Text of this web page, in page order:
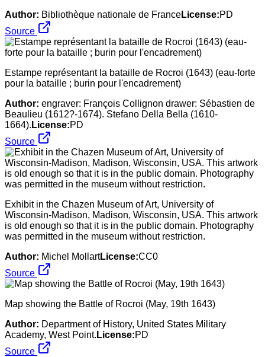
Author: Bibliothèque nationale de FranceLicense:PD
Source
Estampe représentant la bataille de Rocroi (1643) (eau-forte
pour la bataille ; burin pour l'encadrement)
Author: engraver: François Collignon drawer: Sébastien de
Beaulieu (1612?-1674). Stefano Della Bella (1610-
1664). License:PD
Source
Exhibit in the Chazen Museum of Art, University of
Wisconsin-Madison, Madison, Wisconsin, USA. This artwork
is old enough so that it is in the public domain. Photography
was permitted in the museum without restriction.
Author: Michel MollartLicense:CC0
Source
Map showing the Battle of Rocroi (May, 19th 1643)
Author: Department of History, United States Military
Academy, West Point. License:PD
Source